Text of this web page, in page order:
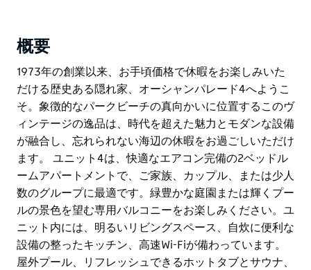
概要
1973年の創業以来、お手頃価格で休暇をお楽しみいた
だける歴史ある隠れ家、オーシャンパレード4へようこ
そ。象徴的なパークビーチの真向かいに位置するこのヴ
ィンテージの逸品は、時代を超えた魅力とモダンな設備
が融合し、忘れられない海辺の休暇をお過ごしいただけ
ます。 ユニット4は、快適なエアコン完備の2ベッドル
ームアパートメントで、ご家族、カップル、または少人
数のグループに最適です。緑豊かな庭園または輝くプー
ルの景色を望む専用バルコニーをお楽しみください。ユ
ニット内には、明るいリビングスペース、自炊に便利な
設備の整ったキッチン、高速Wi-Fiが備わっています。
屋外プール、リフレッシュできるホットタブとサウナ、